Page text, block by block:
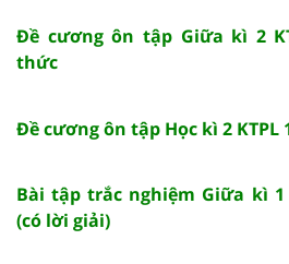
Đề cương ôn tập Giữa kì 2
thức
Đề cương ôn tập Học kì 2
Bài tập trắc nghiệm Giữa kì 1
(có lời giải)